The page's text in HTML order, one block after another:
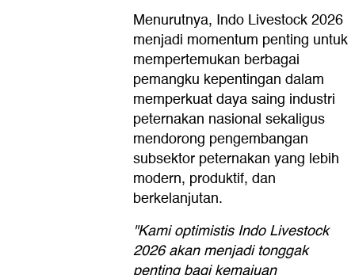
Menurutnya, Indo Livestock 2026
menjadi momentum penting untuk
mempertemukan berbagai
pemangku kepentingan dalam
memperkuat daya saing industri
peternakan nasional sekaligus
mendorong pengembangan
subsektor peternakan yang lebih
modern, produktif, dan
berkelanjutan.
"Kami optimistis Indo Livestock
2026 akan menjadi tonggak